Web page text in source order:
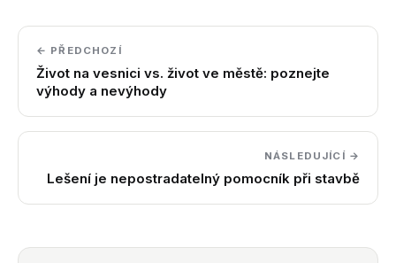
← PŘEDCHOZÍ
Život na vesnici vs. život ve městě: poznejte
výhody a nevýhody
NÁSLEDUJÍCÍ →
Lešení je nepostradatelný pomocník při stavbě